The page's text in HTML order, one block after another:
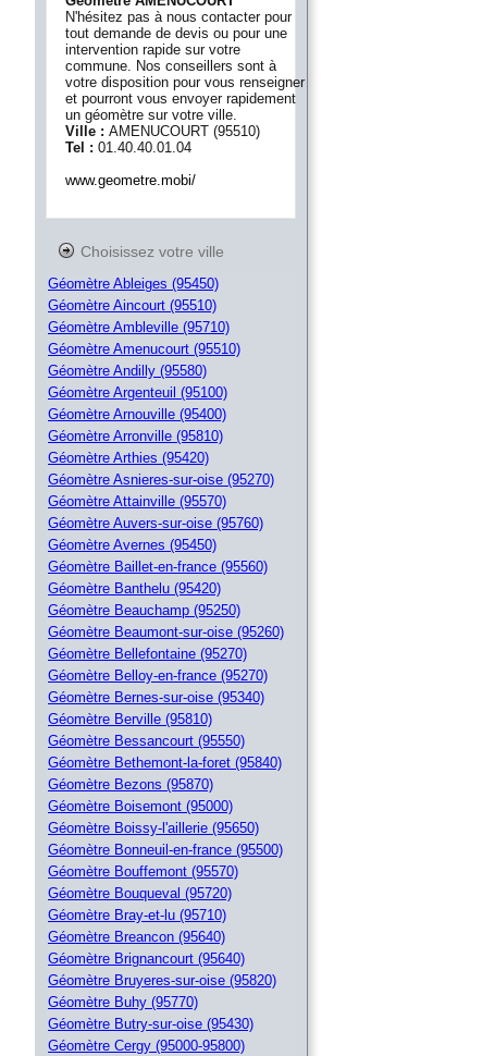
N'hésitez pas à nous contacter pour
tout demande de devis ou pour une
intervention rapide sur votre
commune. Nos conseillers sont à
votre disposition pour vous renseigner
et pourront vous envoyer rapidement
un géomètre sur votre ville.
Ville : AMENUCOURT (95510)
Tel : 01.40.40.01.04
www.geometre.mobi/
Choisissez votre ville
Géomètre Ableiges (95450)
Géomètre Aincourt (95510)
Géomètre Ambleville (95710)
Géomètre Amenucourt (95510)
Géomètre Andilly (95580)
Géomètre Argenteuil (95100)
Géomètre Arnouville (95400)
Géomètre Arronville (95810)
Géomètre Arthies (95420)
Géomètre Asnieres-sur-oise (95270)
Géomètre Attainville (95570)
Géomètre Auvers-sur-oise (95760)
Géomètre Avernes (95450)
Géomètre Baillet-en-france (95560)
Géomètre Banthelu (95420)
Géomètre Beauchamp (95250)
Géomètre Beaumont-sur-oise (95260)
Géomètre Bellefontaine (95270)
Géomètre Belloy-en-france (95270)
Géomètre Bernes-sur-oise (95340)
Géomètre Berville (95810)
Géomètre Bessancourt (95550)
Géomètre Bethemont-la-foret (95840)
Géomètre Bezons (95870)
Géomètre Boisemont (95000)
Géomètre Boissy-l'aillerie (95650)
Géomètre Bonneuil-en-france (95500)
Géomètre Bouffemont (95570)
Géomètre Bouqueval (95720)
Géomètre Bray-et-lu (95710)
Géomètre Breancon (95640)
Géomètre Brignancourt (95640)
Géomètre Bruyeres-sur-oise (95820)
Géomètre Buhy (95770)
Géomètre Butry-sur-oise (95430)
Géomètre Cergy (95000-95800)